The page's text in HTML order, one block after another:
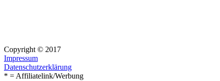
Copyright © 2017
Impressum
Datenschutzerklärung
* = Affiliatelink/Werbung